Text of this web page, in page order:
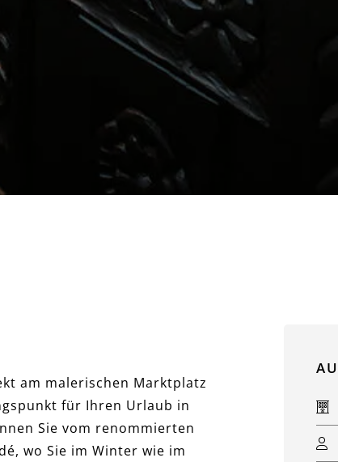
am malerischen Marktplatz
für Ihren Urlaub in
Sie vom renommierten
wo Sie im Winter wie im